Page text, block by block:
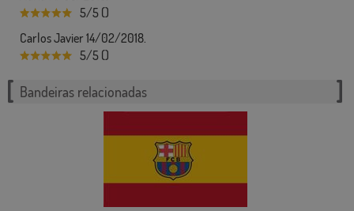
5/5 ()
Carlos Javier 14/02/2018.
5/5 ()
Bandeiras relacionadas